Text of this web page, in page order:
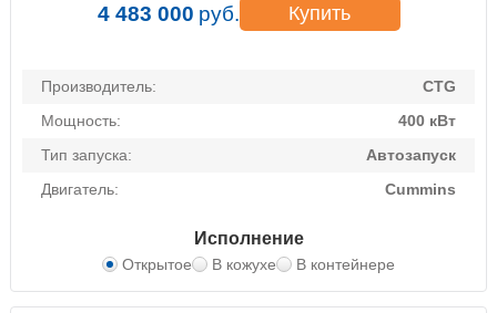
Производитель:
CTG
Мощность:
400 кВт
Тип запуска:
Автозапуск
Двигатель:
Cummins
Исполнение
Открытое В кожухе В контейнере
4 483 000 руб. Купить